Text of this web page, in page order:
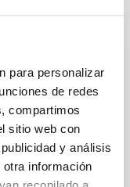
para personalizar
de redes
compartimos
sitio web con
y análisis
información
Dense
Cloud and
star formation,
the magnetic